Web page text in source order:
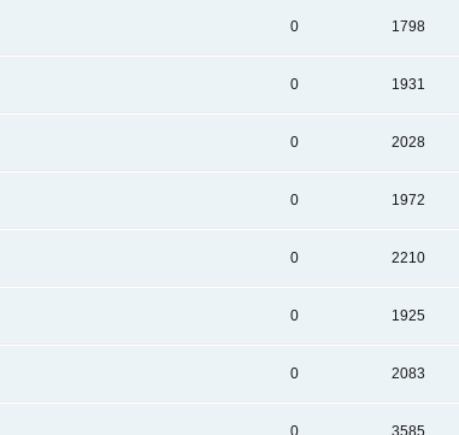
0 1798
0 1931
0 2028
0 1972
0 2210
0 1925
0 2083